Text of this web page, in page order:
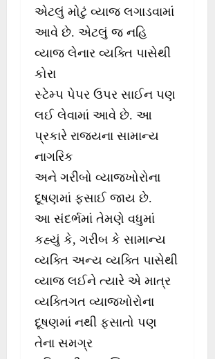
એટલું મોટું વ્યાજ લગાડવામાં
આવે છે. એટલું જ નહિ
વ્યાજ લેનાર વ્યક્તિ પાસેથી
કોરા
સ્ટેમ્પ પેપર ઉપર સાઈન પણ
લઈ લેવામાં આવે છે. આ
પ્રકારે રાજ્યના સામાન્ય
નાગરિક
અને ગરીબો વ્યાજખોરોના
દૂષણમાં ફસાઈ જાય છે.
આ સંદર્ભમાં તેમણે વધુમાં
કહ્યું કે, ગરીબ કે સામાન્ય
વ્યક્તિ અન્ય વ્યક્તિ પાસેથી
વ્યાજ લઈને ત્યારે એ માત્ર
વ્યક્તિગત વ્યાજખોરોના
દૂષણમાં નથી ફસાતો પણ
તેના સમગ્ર